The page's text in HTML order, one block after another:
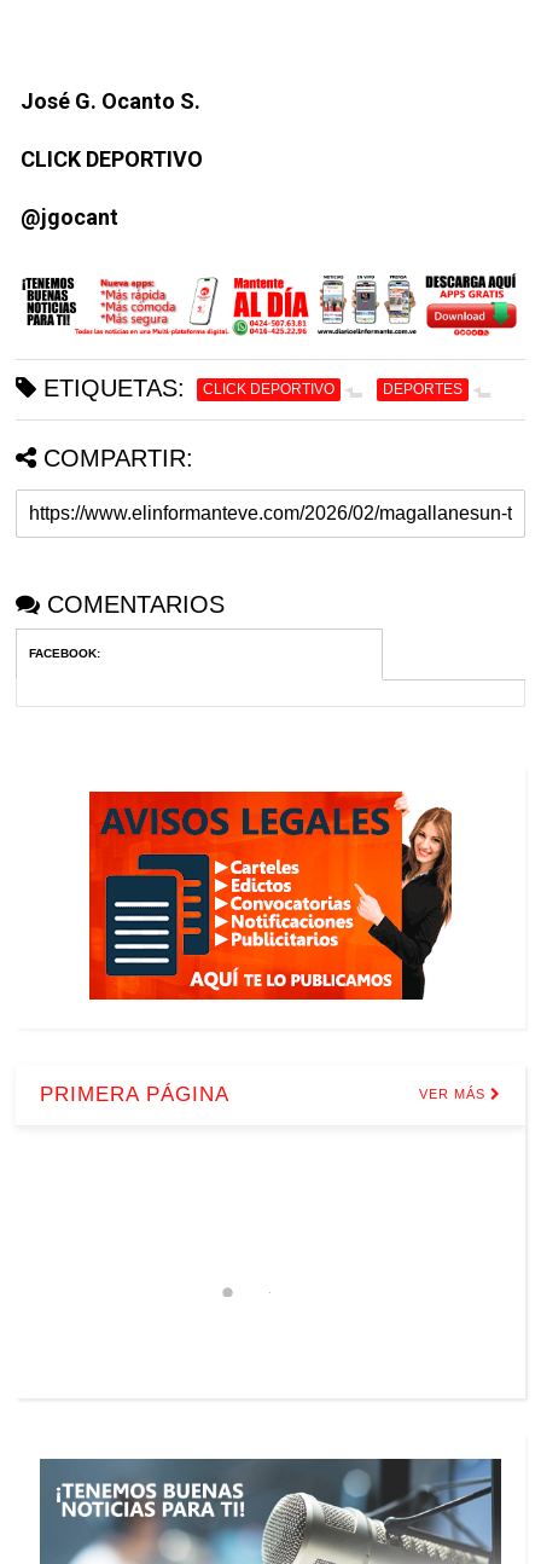
José G. Ocanto S.
CLICK DEPORTIVO
@jgocant
ETIQUETAS: CLICK DEPORTIVO DEPORTES
COMPARTIR:
COMENTARIOS
FACEBOOK:
PRIMERA PÁGINA VER MÁS